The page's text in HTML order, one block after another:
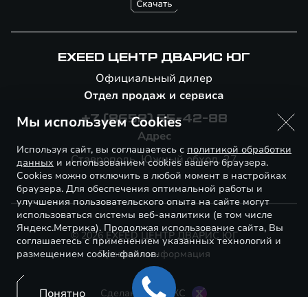
EXEED ЦЕНТР ДВАРИС ЮГ
Официальный дилер
Отдел продаж и сервиса
+7 (8652) 55-42-88
Адрес
Ставрополь, Южный обход, 27
© 2026 EXEED ЦЕНТР ДВАРИС ЮГ
Правовая информация
Сделано в ПЕРКС
Мы используем Cookies
Используя сайт, вы соглашаетесь с политикой обработки
данных и использованием cookies вашего браузера.
Cookies можно отключить в любой момент в настройках
браузера. Для обеспечения оптимальной работы и
улучшения пользовательского опыта на сайте могут
использоваться системы веб-аналитики (в том числе
Яндекс.Метрика). Продолжая использование сайта, Вы
соглашаетесь с применением указанных технологий и
размещением cookie-файлов.
Понятно